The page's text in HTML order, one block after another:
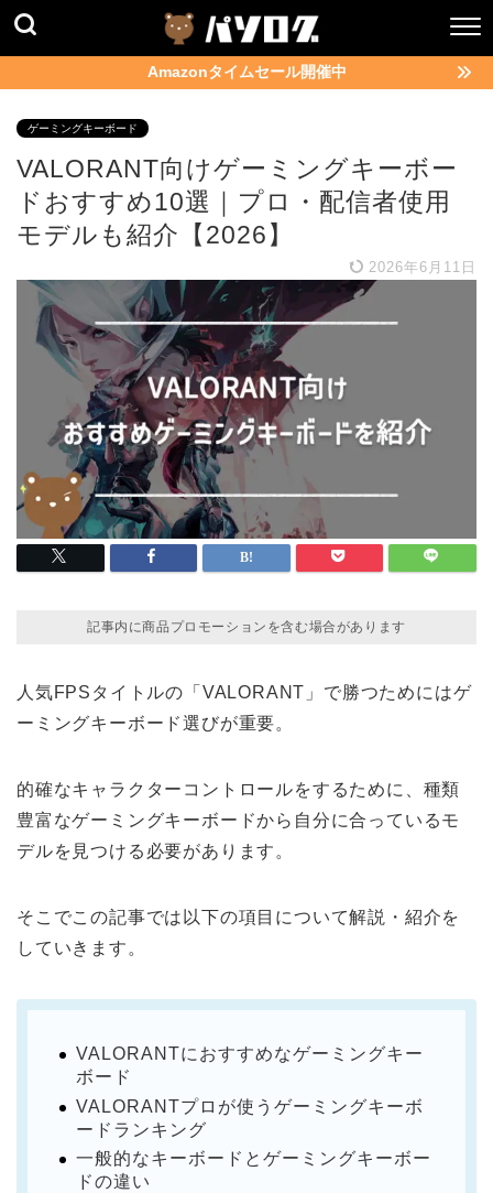
Amazonタイムセール開催中
ゲーミングキーボード
VALORANT向けゲーミングキーボー
ドおすすめ10選｜プロ・配信者使用
モデルも紹介【2026】
2026年6月11日
記事内に商品プロモーションを含む場合があります
人気FPSタイトルの「VALORANT」で勝つためにはゲ
ーミングキーボード選びが重要。
的確なキャラクターコントロールをするために、種類
豊富なゲーミングキーボードから自分に合っているモ
デルを見つける必要があります。
そこでこの記事では以下の項目について解説・紹介を
していきます。
VALORANTにおすすめなゲーミングキー
ボード
VALORANTプロが使うゲーミングキーボ
ードランキング
一般的なキーボードとゲーミングキーボー
ドの違い